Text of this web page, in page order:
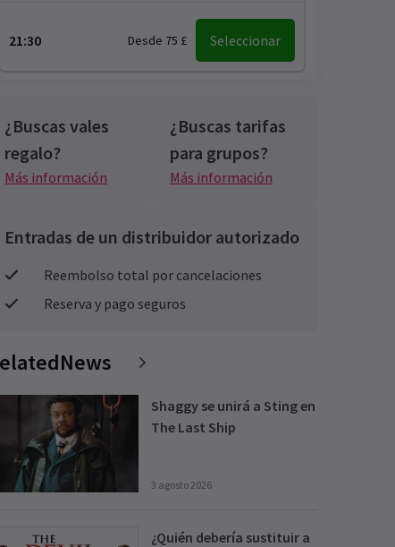
21:30 Desde 75 £ Seleccionar
¿Buscas vales
regalo?
Más información
¿Buscas tarifas
para grupos?
Más información
Entradas de un distribuidor autorizado
Reembolso total por cancelaciones
Reserva y pago seguros
Shaggy se unirá a Sting en
The Last Ship
3 agosto 2026
¿Quién debería sustituir a